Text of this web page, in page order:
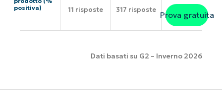
positiva)
11 risposte 317 risposte
Prova gratuita
Dati basati su G2 – Inverno 2026